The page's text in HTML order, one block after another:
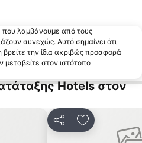
που λαμβάνουμε από τους
συνεχώς. Αυτό σημαίνει ότι
την ίδια ακριβώς προσφορά
μεταβείτε στον ιστότοπο
Hotels στον
ΚοινοποίησηΠροσθήκη